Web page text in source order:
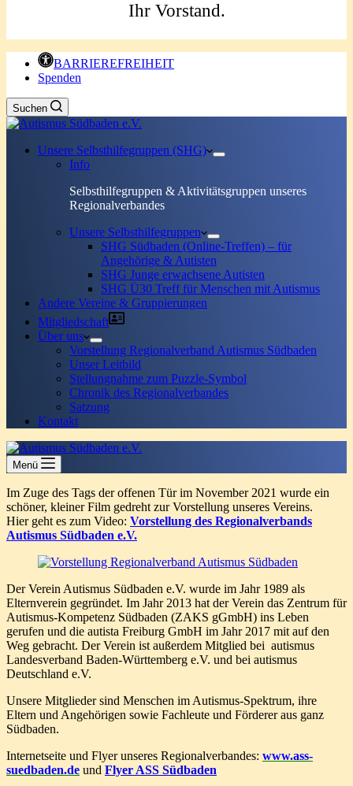
Ihr Vorstand.
BARRIEREFREIHEIT
Spenden
Suchen
Unsere Selbsthilfegruppen (SHG)
Info
Selbsthilfegruppen & Aktivitätsgruppen unseres
Regionalverbandes
Unsere Selbsthilfegruppen
SHG Südbaden (Online-Treffen) – für
Angehörige & Autisten
SHG Junge erwachsene Autisten
SHG Ü30 Treff für Menschen mit Autismus
Andere Vereine & Gruppierungen
Mitgliedschaft
Über uns
Vorstellung Regionalverband Autismus Südbaden
Unser Leitbild
Stellungnahme zum Puzzle-Symbol
Chronik des Regionalverbandes
Satzung
Kontakt
Menü
Im Zuge des Tags der offenen Tür im November 2021 wurde ein
schöner, kleiner Film gedreht zur Vorstellung unseres Vereins.
Hier geht es zum Video: Vorstellung des Regionalverbands
Autismus Südbaden e.V.
Der Verein Autismus Südbaden e.V. wurde im Jahr 1989 als
Elternverein gegründet. Im Jahr 2013 hat der Verein das Zentrum für
Autismus-Kompetenz Südbaden (ZAKS gGmbH) ins Leben
gerufen und die autista Freiburg GmbH im Jahr 2017 mit auf den
Weg gebracht. Der Verein ist außerdem Mitglied bei autismus
Landesverband Baden-Württemberg e.V. und bei autismus
Deutschland e.V.
Unsere Mitglieder sind Menschen im Autismus-Spektrum, ihre
Eltern und Angehörigen sowie Fachleute und Förderer aus ganz
Südbaden.
Internetseite und Flyer unseres Regionalverbandes: www.ass-
suedbaden.de und Flyer ASS Südbaden